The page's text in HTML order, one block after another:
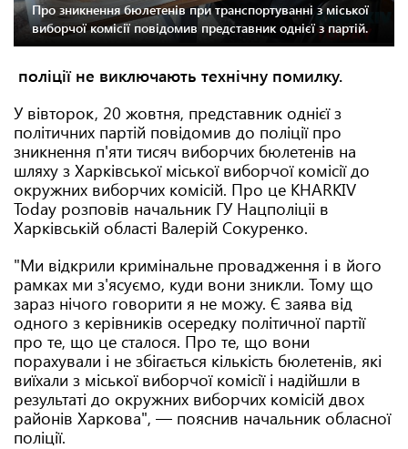
Про зникнення бюлетенів при транспортуванні з міської
виборчої комісії повідомив представник однієї з партій.
поліції не виключають технічну помилку.
У вівторок, 20 жовтня, представник однієї з
політичних партій повідомив до поліції про
зникнення п'яти тисяч виборчих бюлетенів на
шляху з Харківської міської виборчої комісії до
окружних виборчих комісій. Про це KHARKIV
Today розповів начальник ГУ Нацполіціі в
Харківській області Валерій Сокуренко.
"Ми відкрили кримінальне провадження і в його
рамках ми з'ясуємо, куди вони зникли. Тому що
зараз нічого говорити я не можу. Є заява від
одного з керівників осередку політичної партії
про те, що це сталося. Про те, що вони
порахували і не збігається кількість бюлетенів, які
виїхали з міської виборчої комісії і надійшли в
результаті до окружних виборчих комісій двох
районів Харкова", — пояснив начальник обласної
поліції.